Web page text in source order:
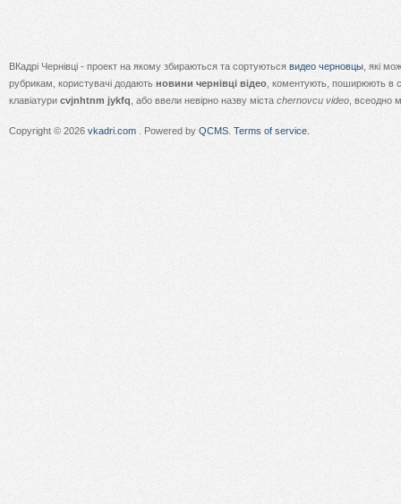
ВКадрі Чернівці - проект на якому збираються та сортуються видео черновцы , які
рубрикам, користувачі додають новини чернівці відео , коментують, поширюють в
клавіатури cvjnhtnm jykfq , або ввели невірно назву міста chernovcu video , всеодно
Copyright © 2026 vkadri.com . Powered by QCMS Terms of service.